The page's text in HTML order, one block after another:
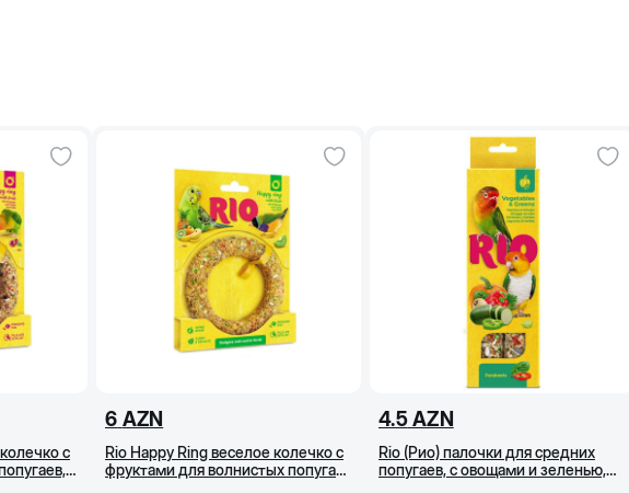
с
6 AZN
Rio Happy Ring веселое колечко с
фруктами для волнистых попугаев
4.5 AZN
Rio (Рио) палочки для средних
попугаев, с овощами и зеленью,